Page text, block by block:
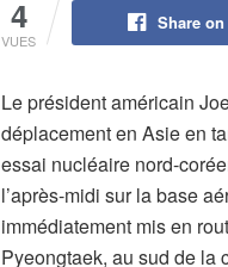
4
VUES
Share
Le président américain
déplacement en Asie en
essai nucléaire nord-
l’après-midi sur la base
immédiatement mis en
Pyeongtaek, au sud de la